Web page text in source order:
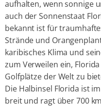
aufhalten, wenn sonnige
auch der Sonnenstaat
bekannt ist für
Strände und
karibisches Klima und
zum Verweilen ein,
Golfplätze der Welt zu
Die Halbinsel Florida ist
breit und ragt über 700